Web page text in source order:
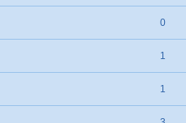
0
1
1